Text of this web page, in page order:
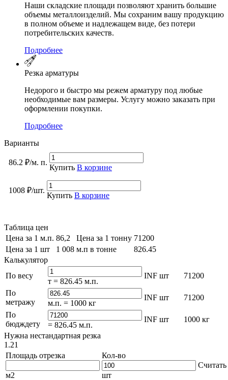
Наши складские площади позволяют хранить большие
объемы металлоизделий. Мы сохраним вашу продукцию
в полном объеме и надлежащем виде, без потери
потребительских качеств.
Подробнее
Резка арматуры
Недорого и быстро мы режем арматуру под любые
необходимые вам размеры. Услугу можно заказать при
оформлении покупки.
Подробнее
Варианты
86.2 ₽/м. п.
Купить В корзине
1008 ₽/шт.
Купить В корзине
Таблица цен
Цена за 1 м.п. 86,2 Цена за 1 тонну 71200
Цена за 1 шт
1 008 м.п в тонне
826.45
Калькулятор
По весу
т = 826.45 м.п.
INF шт
71200
По
метражу
м.п. = 1000 кг
INF шт
71200
По
бюдждету
= 826.45 м.п.
INF шт 1000 кг
Нужна нестандартная резка
1.21
Площадь отрезка
м2
Кол-во
шт
Считать